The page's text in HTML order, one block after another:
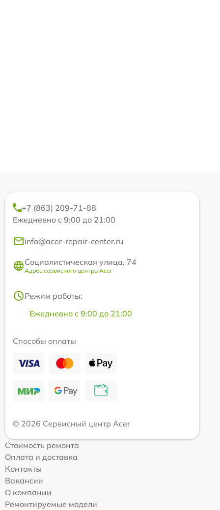
+7 (863) 209-71-88
Ежедневно с 9:00 до 21:00
info@acer-repair-center.ru
Социалистическая улица, 74
Адрес сервисного центра Acer
Режим работы:
Ежедневно с 9:00 до 21:00
Способы оплаты
© 2026 Сервисный центр Acer
Стоимость ремонта
Оплата и доставка
Контакты
Вакансии
О компании
Ремонтируемые модели